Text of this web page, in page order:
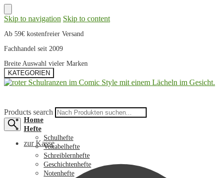
Skip to navigation Skip to content
Ab 59€ kostenfreier Versand
Fachhandel seit 2009
Breite Auswahl vieler Marken
KATEGORIEN
Products search
zur Kasse
Home
Hefte
Schulhefte
Vokabelhefte
Schreiblernhefte
Geschichtenhefte
Notenhefte